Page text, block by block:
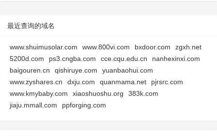
最近查询的域名
www.shuimusolar.com www.800vi.com bxdoor.com
zgxh.net
5200d.com
ps3.cngba.com cce.cqu.edu.cn
nanhexinxi.com
baigouren.cn
qishiruye.com
yuanbaohui.com
www.zyshares.cn
dxju.com quanmama.net
pjrsrc.com
www.kmybaby.com
xiaoshuoshu.org
383k.com
jiaju.mmall.com
ppforging.com